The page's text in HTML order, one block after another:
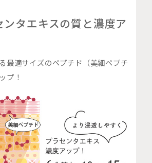
ンタエキスの質と濃度ア
最適サイズのペプチド（美細ペプチ
プ！